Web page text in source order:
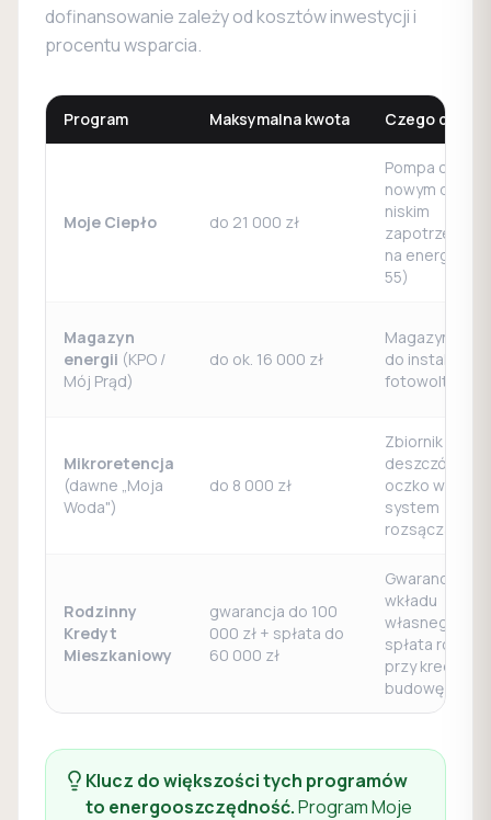
dofinansowanie zależy od kosztów inwestycji i
procentu wsparcia.
Program Maksymalna kwota Czego
Moje Ciepło do 21 000 zł
Pompa ciepła
nowym domu
niskim
na energię
55)
Magazyn
energii (KPO /
Mój Prąd)
do ok. 16 000 zł
Magazyn
do instalacji
Mikroretencja
(dawne „Moja
Woda")
do 8 000 zł
Zbiornik na
deszczówkę,
oczko wodne,
system
rozsączania
Rodzinny
Kredyt
Mieszkaniowy
gwarancja do 100
000 zł + spłata do
60 000 zł
Gwarancja
wkładu
własnego i
spłata
przy kredycie
budowę
Klucz do większości tych programów
to energooszczędność.Program Moje